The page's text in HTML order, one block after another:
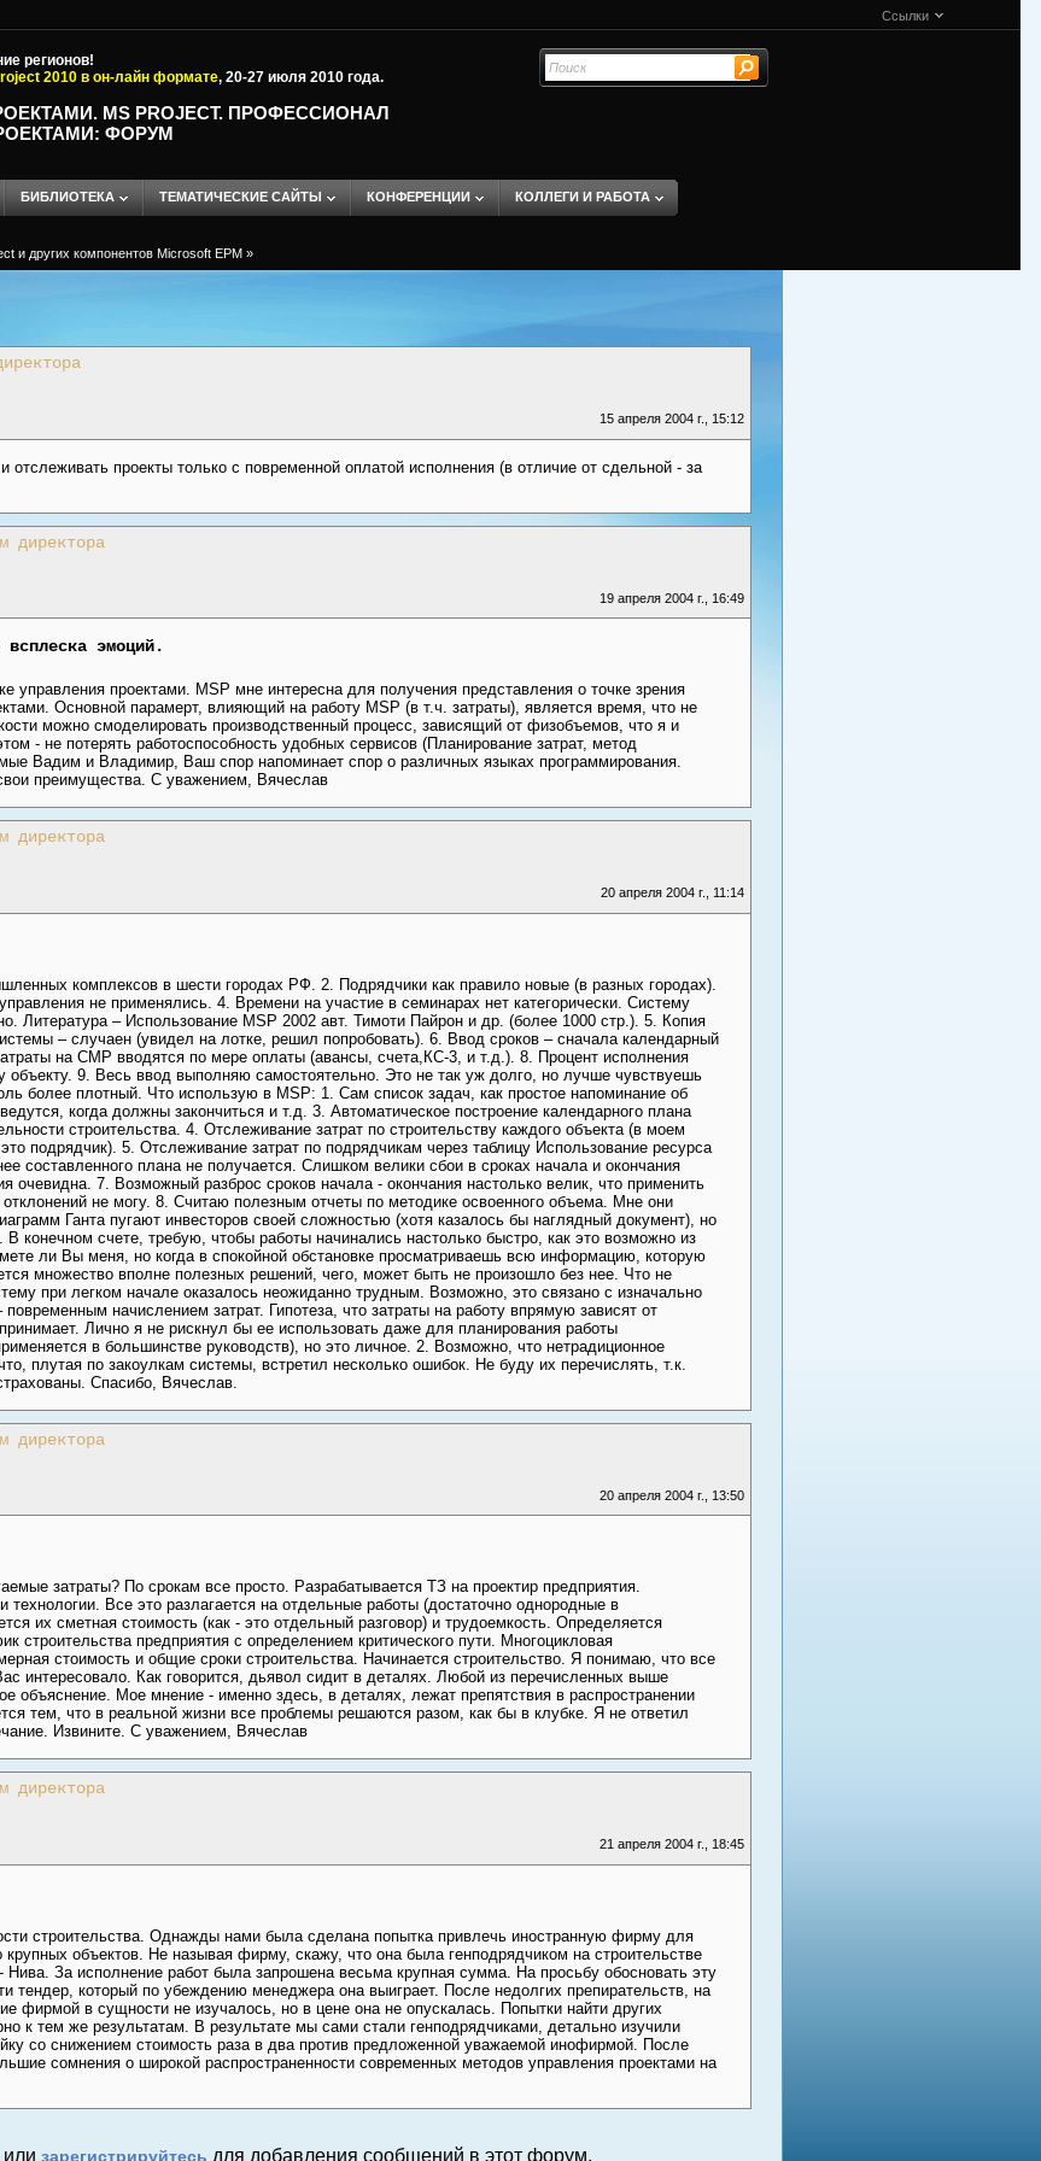
Ссылки
регионов!
2010 в он-лайн формате, 20-27 июля 2010 года.
MS PROJECT. ПРОФЕССИОНАЛ
ФОРУМ
БИБЛИОТЕКА ТЕМАТИЧЕСКИЕ САЙТЫ КОНФЕРЕНЦИИ КОЛЛЕГИ И РАБОТА
и других компонентов Microsoft EPM »
15 апреля 2004 г., 15:12
проекты только с повременной оплатой исполнения (в отличие от сдельной - за
директора
19 апреля 2004 г., 16:49
эмоций.
управления проектами. MSP мне интересна для получения представления о точке зрения
Основной парамерт, влияющий на работу MSP (в т.ч. затраты), является время, что не
можно смоделировать производственный процесс, зависящий от физобъемов, что я и
- не потерять работоспособность удобных сервисов (Планирование затрат, метод
Вадим и Владимир, Ваш спор напоминает спор о различных языках программирования.
преимущества. С уважением, Вячеслав
директора
20 апреля 2004 г., 11:14
комплексов в шести городах РФ. 2. Подрядчики как правило новые (в разных городах).
не применялись. 4. Времени на участие в семинарах нет категорически. Систему
Литература – Использование MSP 2002 авт. Тимоти Пайрон и др. (более 1000 стр.). 5. Копия
– случаен (увидел на лотке, решил попробовать). 6. Ввод сроков – сначала календарный
на СМР вводятся по мере оплаты (авансы, счета,КС-3, и т.д.). 8. Процент исполнения
объекту. 9. Весь ввод выполняю самостоятельно. Это не так уж долго, но лучше чувствуешь
более плотный. Что использую в MSP: 1. Сам список задач, как простое напоминание об
когда должны закончиться и т.д. 3. Автоматическое построение календарного плана
строительства. 4. Отслеживание затрат по строительству каждого объекта (в моем
подрядчик). 5. Отслеживание затрат по подрядчикам через таблицу Использование ресурса
составленного плана не получается. Слишком велики сбои в сроках начала и окончания
очевидна. 7. Возможный разброс сроков начала - окончания настолько велик, что применить
не могу. 8. Считаю полезным отчеты по методике освоенного объема. Мне они
Ганта пугают инвесторов своей сложностью (хотя казалось бы наглядный документ), но
конечном счете, требую, чтобы работы начинались настолько быстро, как это возможно из
ли Вы меня, но когда в спокойной обстановке просматриваешь всю информацию, которую
множество вполне полезных решений, чего, может быть не произошло без нее. Что не
при легком начале оказалось неожиданно трудным. Возможно, это связано с изначально
начислением затрат. Гипотеза, что затраты на работу впрямую зависят от
Лично я не рискнул бы ее использовать даже для планирования работы
в большинстве руководств), но это личное. 2. Возможно, что нетрадиционное
плутая по закоулкам системы, встретил несколько ошибок. Не буду их перечислять, т.к.
Спасибо, Вячеслав.
директора
20 апреля 2004 г., 13:50
затраты? По срокам все просто. Разрабатывается ТЗ на проектир предприятия.
Все это разлагается на отдельные работы (достаточно однородные в
их сметная стоимость (как - это отдельный разговор) и трудоемкость. Определяется
строительства предприятия с определением критического пути. Многоцикловая
стоимость и общие сроки строительства. Начинается строительство. Я понимаю, что все
интересовало. Как говорится, дьявол сидит в деталях. Любой из перечисленных выше
объяснение. Мое мнение - именно здесь, в деталях, лежат препятствия в распространении
тем, что в реальной жизни все проблемы решаются разом, как бы в клубке. Я не ответил
Извините. С уважением, Вячеслав
директора
21 апреля 2004 г., 18:45
строительства. Однажды нами была сделана попытка привлечь иностранную фирму для
крупных объектов. Не называя фирму, скажу, что она была генподрядчиком на строительстве
За исполнение работ была запрошена весьма крупная сумма. На просьбу обосновать эту
тендер, который по убеждению менеджера она выиграет. После недолгих препирательств, на
фирмой в сущности не изучалось, но в цене она не опускалась. Попытки найти других
к тем же результатам. В результате мы сами стали генподрядчиками, детально изучили
со снижением стоимость раза в два против предложенной уважаемой инофирмой. После
сомнения о широкой распространенности современных методов управления проектами на
или зарегистрируйтесь для добавления сообщений в этот форум.